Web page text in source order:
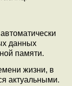
данных
памяти.
жизни, в
актуальными.